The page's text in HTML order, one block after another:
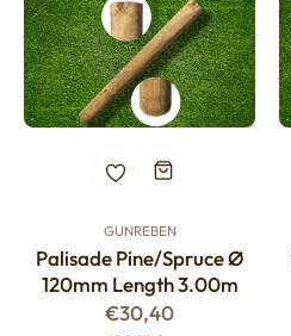
GUNREBEN
Palisade Pine/spruce Ø
120mm Length 3.00m
Regular
€30,40